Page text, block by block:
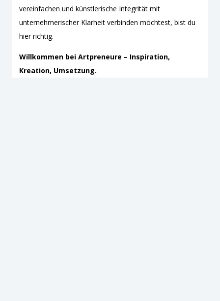
vereinfachen und künstlerische Integrität mit
unternehmerischer Klarheit verbinden möchtest, bist du
hier richtig.
Willkommen bei Artpreneure – Inspiration,
Kreation, Umsetzung.